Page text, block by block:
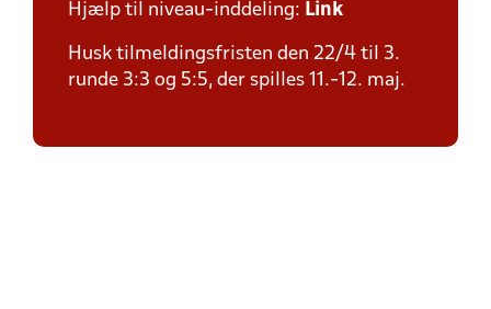
Hjælp til niveau-inddeling: Link
Husk tilmeldingsfristen den 22/4 til 3.
runde 3:3 og 5:5, der spilles 11.-12. maj.